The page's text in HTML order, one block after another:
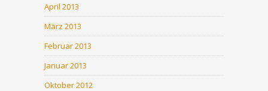
April 2013
März 2013
Februar 2013
Januar 2013
Oktober 2012